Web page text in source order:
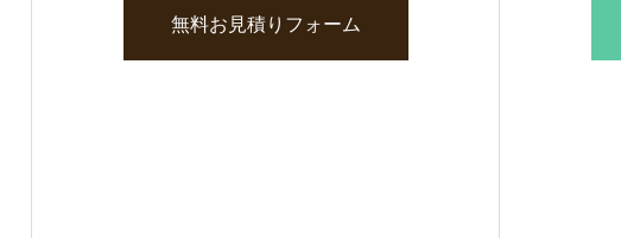
無料お見積りフォーム